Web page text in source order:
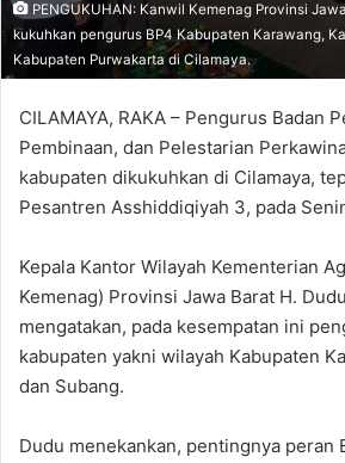
PENGUKUHAN: Kanwil Kemenag Provinsi
kukuhkan pengurus BP4 Kabupaten Karawang,
Kabupaten Purwakarta di Cilamaya.
CILAMAYA, RAKA – Pengurus Badan
Pembinaan, dan Pelestarian
kabupaten dikukuhkan di Cilamaya,
Pesantren Asshiddiqiyah 3, pada
Kepala Kantor Wilayah Kementerian
Kemenag) Provinsi Jawa Barat H.
mengatakan, pada kesempatan ini
kabupaten yakni wilayah Kabupaten
dan Subang.
Dudu menekankan, pentingnya peran